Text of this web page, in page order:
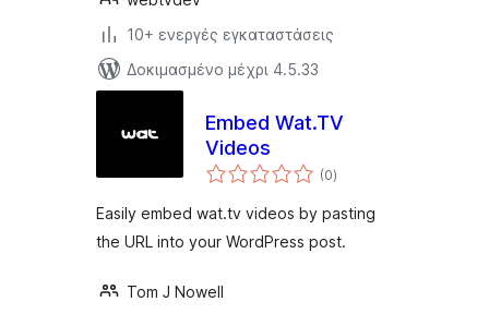
10+ ενεργές εγκαταστάσεις
Δοκιμασμένο μέχρι 4.5.33
Embed Wat.TV
Videos
(0αξιολογήσεις
σύνολο
)
Easily embed wat.tv videos by pasting
the URL into your WordPress post.
Tom J Nowell